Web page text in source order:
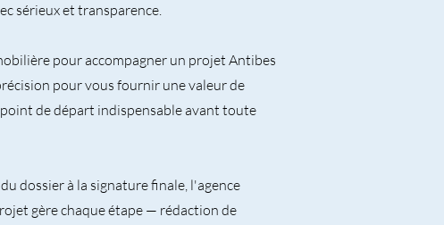
sérieux et transparence.
pour accompagner un projet Antibes
pour vous fournir une valeur de
de départ indispensable avant toute
dossier à la signature finale, l'agence
gère chaque étape — rédaction de